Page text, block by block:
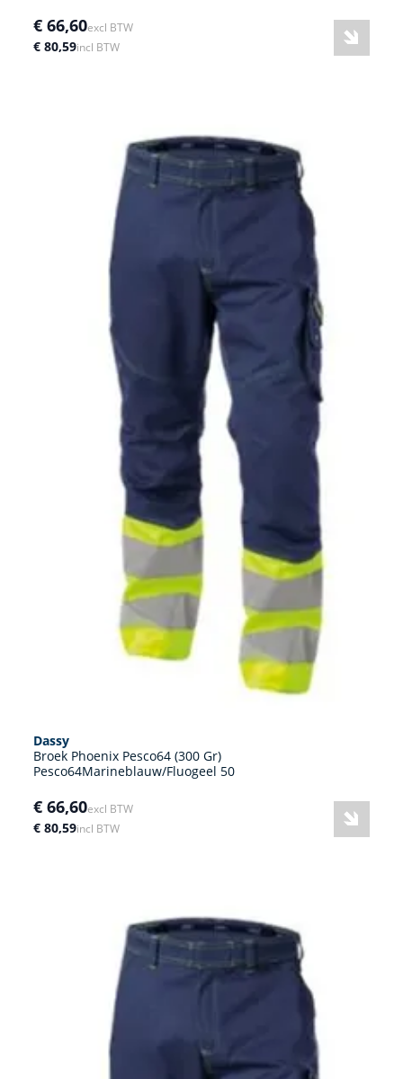
€ 66,60excl BTW
€ 80,59incl BTW
Dassy
Broek Phoenix Pesco64 (300 Gr)
Pesco64Marineblauw/Fluogeel 50
€ 66,60excl BTW
€ 80,59incl BTW